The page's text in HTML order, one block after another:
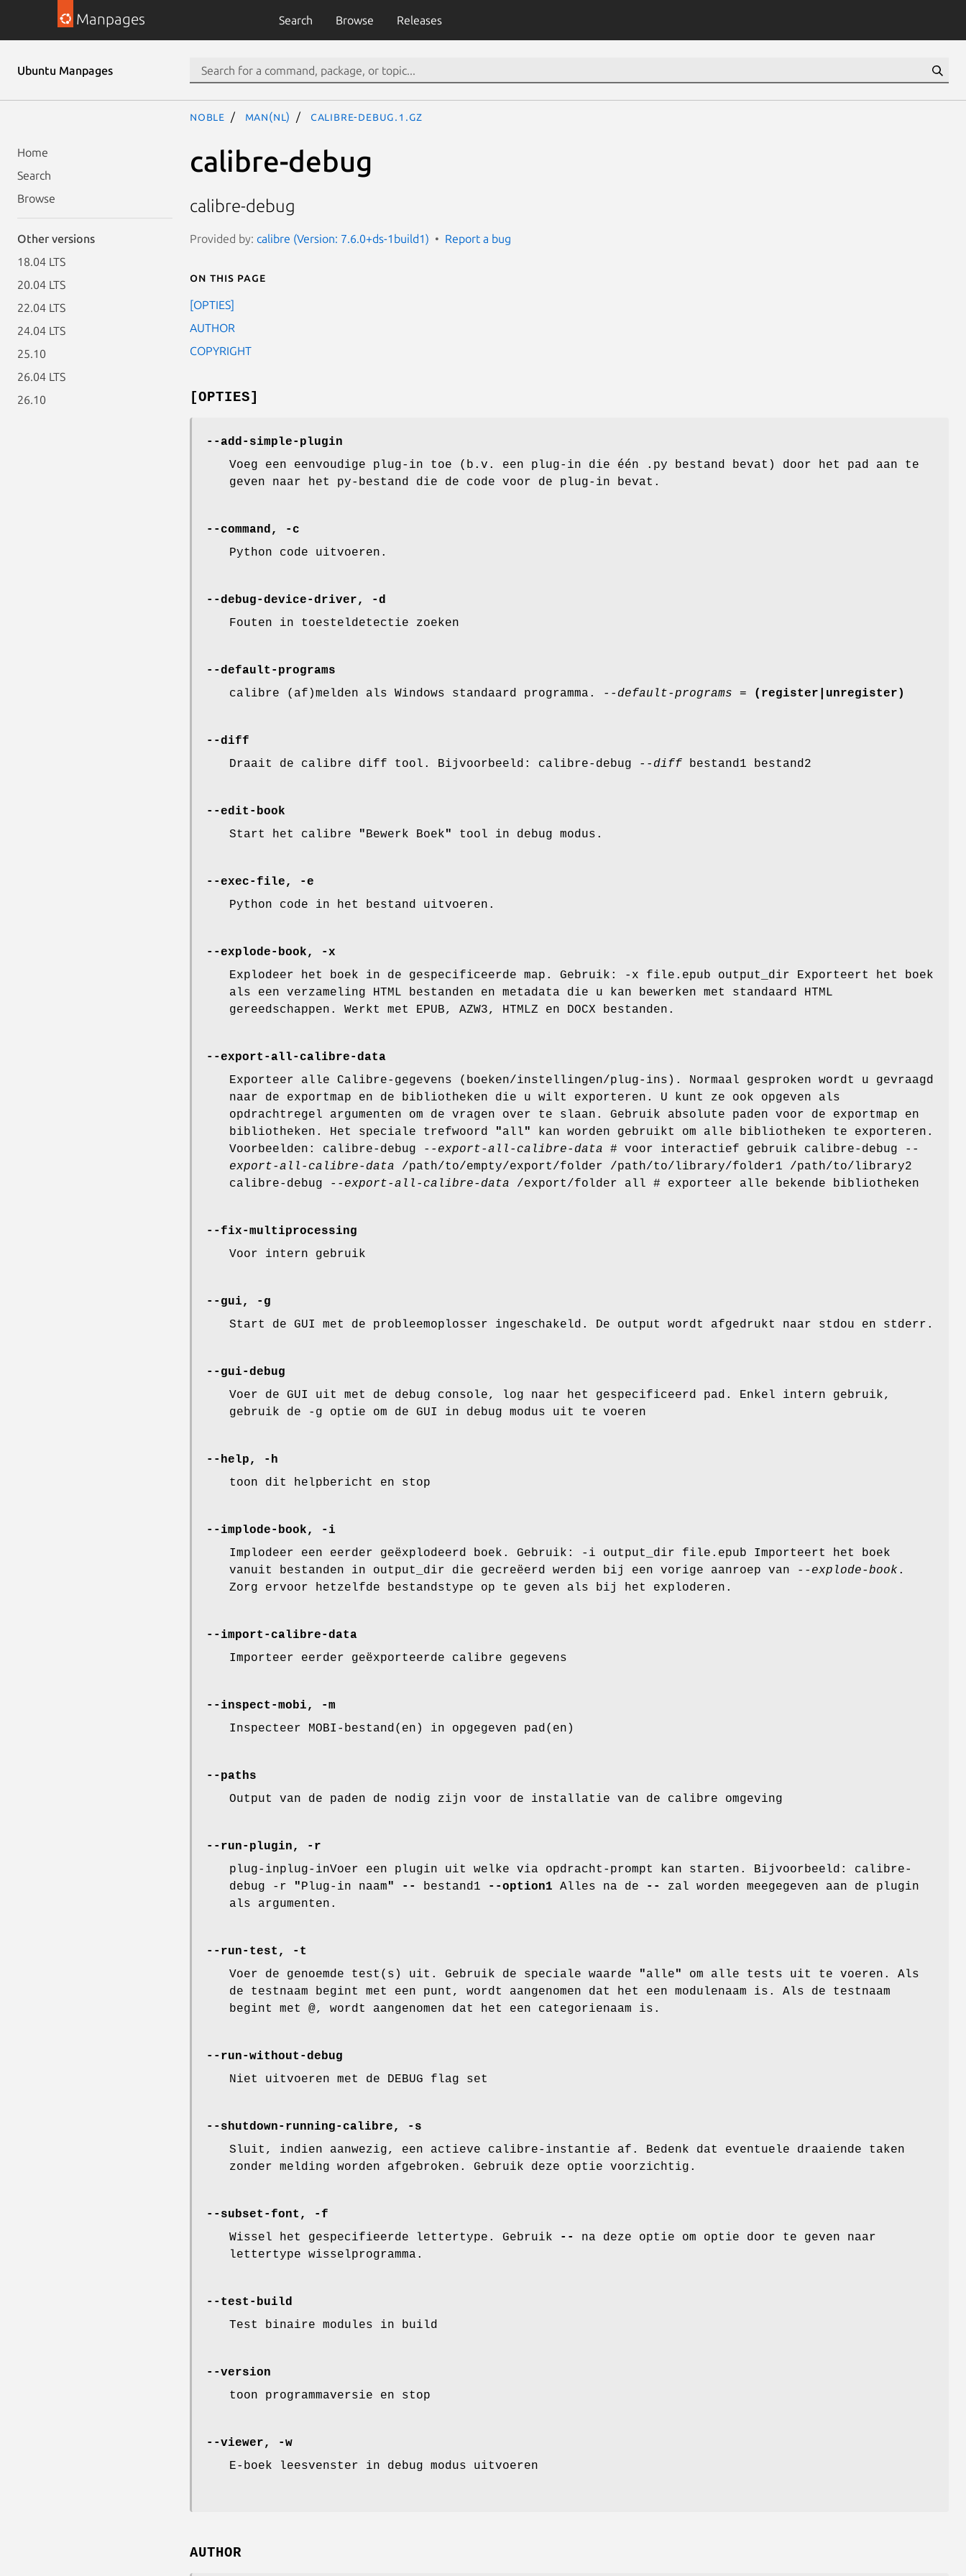
Manpages Search Browse Releases
Ubuntu Manpages
Home
Search
Browse
Other versions
18.04 LTS
20.04 LTS
22.04 LTS
24.04 LTS
25.10
26.04 LTS
26.10
noble man(nl) calibre-debug.1.gz
calibre-debug
calibre-debug
Provided by: calibre (Version: 7.6.0+ds-1build1) Report a bug
On this page
[OPTIES]
AUTHOR
COPYRIGHT
[OPTIES]
--add-simple-plugin
Voeg een eenvoudige plug-in toe (b.v. een plug-in die één .py bestand bevat) door het pad aan te
geven naar het py-bestand die de code voor de plug-in bevat.
--command, -c
Python code uitvoeren.
--debug-device-driver, -d
Fouten in toesteldetectie zoeken
--default-programs
calibre (af)melden als Windows standaard programma.
--default-programs = (register|unregister)
--diff
Draait de calibre diff tool. Bijvoorbeeld: calibre-debug
--diff bestand1 bestand2
--edit-book
Start het calibre
"Bewerk Boek" tool in debug modus.
--exec-file, -e
Python code in het bestand uitvoeren.
--explode-book, -x
Explodeer het boek in de gespecificeerde map. Gebruik: -x file.epub output_dir Exporteert het boek
als een verzameling HTML bestanden en metadata die u kan bewerken met standaard HTML
gereedschappen. Werkt met EPUB, AZW3, HTMLZ en DOCX bestanden.
--export-all-calibre-data
Exporteer alle Calibre-gegevens (boeken/instellingen/plug-ins). Normaal gesproken wordt u gevraagd
naar de exportmap en de bibliotheken die u wilt exporteren. U kunt ze ook opgeven als
opdrachtregel argumenten om de vragen over te slaan. Gebruik absolute paden voor de exportmap en
bibliotheken. Het speciale trefwoord
"all"
kan worden gebruikt om alle bibliotheken te exporteren.
Voorbeelden: calibre-debug
--export-all-calibre-data # voor interactief gebruik calibre-debug
--
export-all-calibre-data /path/to/empty/export/folder /path/to/library/folder1 /path/to/library2
calibre-debug
--export-all-calibre-data /export/folder all # exporteer alle bekende bibliotheken
--fix-multiprocessing
Voor intern gebruik
--gui, -g
Start de GUI met de probleemoplosser ingeschakeld. De output wordt afgedrukt naar stdou en stderr.
--gui-debug
Voer de GUI uit met de debug console, log naar het gespecificeerd pad. Enkel intern gebruik,
gebruik de -g optie om de GUI in debug modus uit te voeren
--help, -h
toon dit helpbericht en stop
--implode-book, -i
Implodeer een eerder geëxplodeerd boek. Gebruik: -i output_dir file.epub Importeert het boek
vanuit bestanden in output_dir die gecreëerd werden bij een vorige aanroep van
--explode-book .
Zorg ervoor hetzelfde bestandstype op te geven als bij het exploderen.
--import-calibre-data
Importeer eerder geëxporteerde calibre gegevens
--inspect-mobi, -m
Inspecteer MOBI-bestand(en) in opgegeven pad(en)
--paths
Output van de paden de nodig zijn voor de installatie van de calibre omgeving
--run-plugin, -r
plug-inplug-inVoer een plugin uit welke via opdracht-prompt kan starten. Bijvoorbeeld: calibre-
debug -r
"Plug-in naam" -- bestand1 --option1 Alles na de --
zal worden meegegeven aan de plugin
als argumenten.
--run-test, -t
Voer de genoemde test(s) uit. Gebruik de speciale waarde
"alle"
om alle tests uit te voeren. Als
de testnaam begint met een punt, wordt aangenomen dat het een modulenaam is. Als de testnaam
begint met @, wordt aangenomen dat het een categorienaam is.
--run-without-debug
Niet uitvoeren met de DEBUG flag set
--shutdown-running-calibre, -s
Sluit, indien aanwezig, een actieve calibre-instantie af. Bedenk dat eventuele draaiende taken
zonder melding worden afgebroken. Gebruik deze optie voorzichtig.
--subset-font, -f
Wissel het gespecifieerde lettertype. Gebruik
--
na deze optie om optie door te geven naar
lettertype wisselprogramma.
--test-build
Test binaire modules in build
--version
toon programmaversie en stop
--viewer, -w
E-boek leesvenster in debug modus uitvoeren
AUTHOR